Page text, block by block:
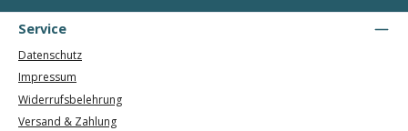
Service
Datenschutz
Impressum
Widerrufsbelehrung
Versand & Zahlung